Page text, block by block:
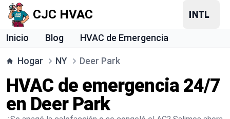
CJC HVAC
Inicio Blog HVAC de Emergencia
Hogar NY Deer Park
HVAC de emergencia 24/7
en Deer Park